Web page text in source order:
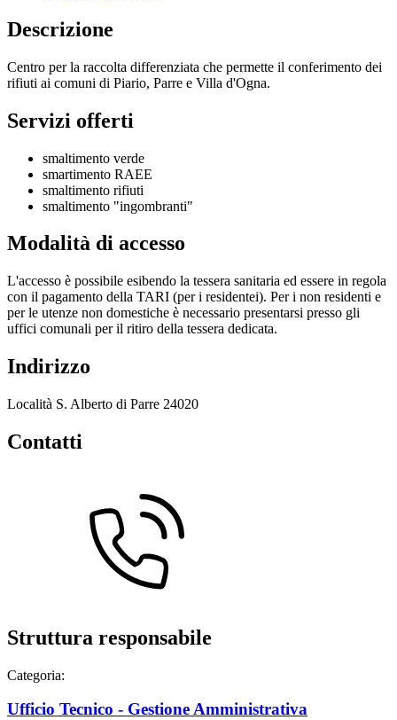
Descrizione
Centro per la raccolta differenziata che permette il conferimento dei
rifiuti ai comuni di Piario, Parre e Villa d'Ogna.
Servizi offerti
smaltimento verde
smartimento RAEE
smaltimento rifiuti
smaltimento "ingombranti"
Modalità di accesso
L'accesso è possibile esibendo la tessera sanitaria ed essere in regola
con il pagamento della TARI (per i residentei). Per i non residenti e
per le utenze non domestiche è necessario presentarsi presso gli
uffici comunali per il ritiro della tessera dedicata.
Indirizzo
Località S. Alberto di Parre 24020
Contatti
Struttura responsabile
Categoria:
Ufficio Tecnico - Gestione Amministrativa